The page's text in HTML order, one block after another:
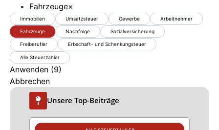
Fahrzeuge×
Immobilien Umsatzsteuer Gewerbe Arbeitnehmer
Fahrzeuge Nachfolge Sozialversicherung
Freiberufler Erbschaft- und Schenkungsteuer
Alle Steuerzahler
Anwenden (9)
Abbrechen
Unsere Top-Beiträge